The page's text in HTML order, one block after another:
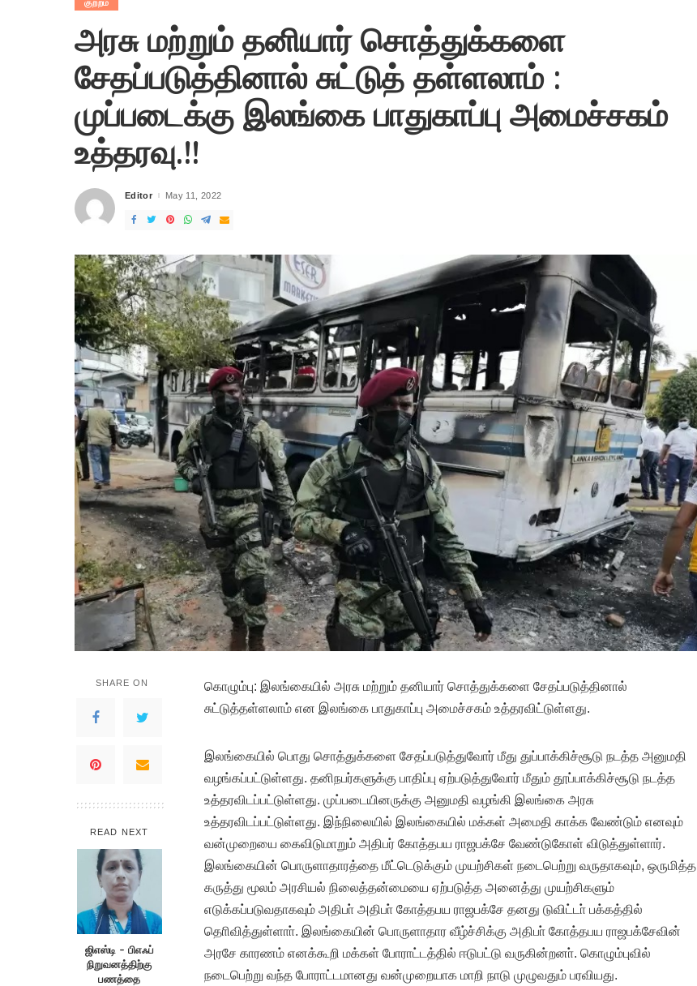
குற்றம்
அரசு மற்றும் தனியார் சொத்துக்களை
சேதப்படுத்தினால் சுட்டுத் தள்ளலாம் :
முப்படைக்கு இலங்கை பாதுகாப்பு அமைச்சகம்
உத்தரவு.!!
Posted
Editor May 11, 2022
SHARE ON
READ NEXT
ஜிஎஸ்டி – பிஎஃப்
நிறுவனத்திற்கு
பணத்தை
கொழும்பு: இலங்கையில் அரசு மற்றும் தனியார் சொத்துக்களை சேதப்படுத்தினால்
சுட்டுத்தள்ளலாம் என இலங்கை பாதுகாப்பு அமைச்சகம் உத்தரவிட்டுள்ளது.
இலங்கையில் பொது சொத்துக்களை சேதப்படுத்துவோர் மீது துப்பாக்கிச்சூடு நடத்த அனுமதி
வழங்கப்பட்டுள்ளது. தனிநபர்களுக்கு பாதிப்பு ஏற்படுத்துவோர் மீதும் தூப்பாக்கிச்சூடு நடத்த
உத்தரவிடப்பட்டுள்ளது. முப்படையினருக்கு அனுமதி வழங்கி இலங்கை அரசு
உத்தரவிடப்பட்டுள்ளது. இந்நிலையில் இலங்கையில் மக்கள் அமைதி காக்க வேண்டும் எனவும்
வன்முறையை கைவிடுமாறும் அதிபர் கோத்தபய ராஜபக்சே வேண்டுகோள் விடுத்துள்ளார்.
இலங்கையின் பொருளாதாரத்தை மீட்டெடுக்கும் முயற்சிகள் நடைபெற்று வருதாகவும், ஒருமித்த
கருத்து மூலம் அரசியல் நிலைத்தன்மையை ஏற்படுத்த அனைத்து முயற்சிகளும்
எடுக்கப்படுவதாகவும் அதிபா் அதிபா் கோத்தபய ராஜபக்சே தனது டுவிட்டா் பக்கத்தில்
தொிவித்துள்ளாா். இலங்கையின் பொருளாதார வீழ்ச்சிக்கு அதிபா் கோத்தபய ராஜபக்சேவின்
அரசே காரணம் எனக்கூறி மக்கள் போராட்டத்தில் ஈடுபட்டு வருகின்றனா். கொழும்புவில்
நடைபெற்று வந்த போராட்டமானது வன்முறையாக மாறி நாடு முழுவதும் பரவியது.